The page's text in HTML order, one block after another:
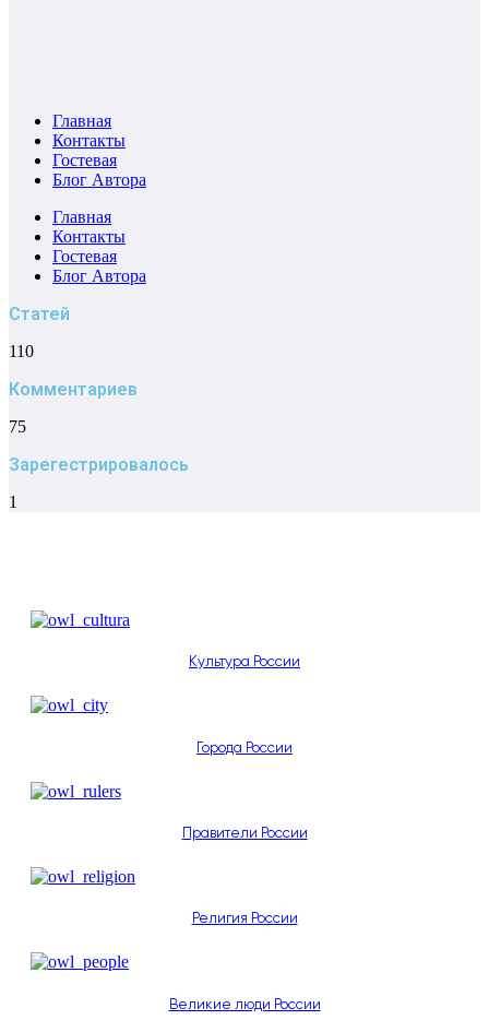
Главная
Контакты
Гостевая
Блог Автора
Главная
Контакты
Гостевая
Блог Автора
Статей
110
Комментариев
75
Зарегестрировалось
1
Культура России
Города России
Правители России
Религия России
Великие люди России